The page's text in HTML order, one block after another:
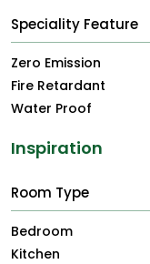
Speciality Feature
Zero Emission
Fire Retardant
Water Proof
Inspiration
Room Type
Bedroom
Kitchen